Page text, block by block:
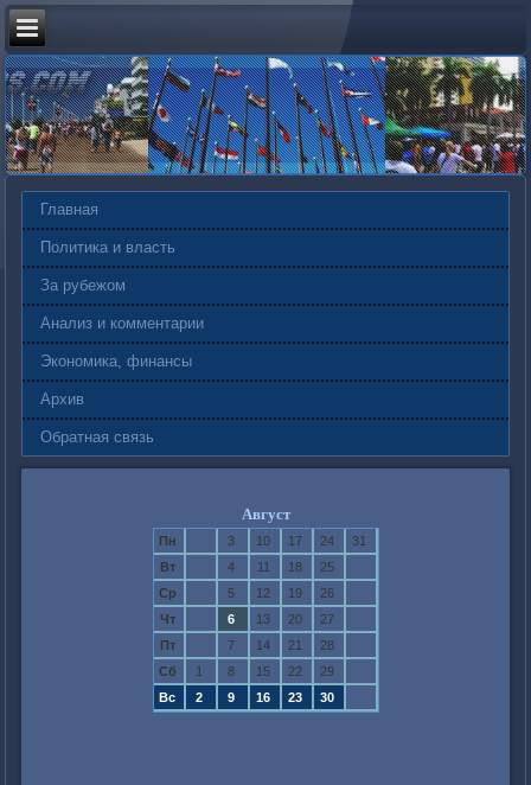
Главная
Политика и власть
За рубежом
Анализ и комментарии
Экономика, финансы
Архив
Обратная связь
Август
Пн 3 10 17 24
31
Вт
4 11 18
25
Ср
5 12 19
26
Чт
6 13 20
27
Пт
7 14 21
28
Сб
1 8 15 22
29
Вс
2 9 16 23 30